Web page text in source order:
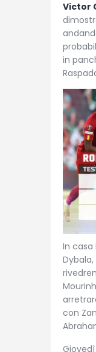
Victor
in
In casa
con